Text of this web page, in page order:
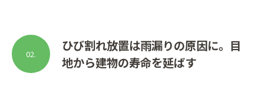
ひび割れ放置は雨漏りの原因に。目
地から建物の寿命を延ばす
02.